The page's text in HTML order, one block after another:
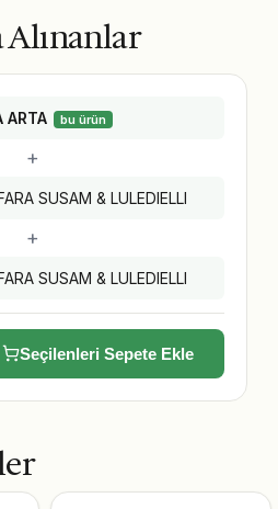
Alınanlar
ARTA bu ürün
+
SUSAM & LULEDIELLI
+
SUSAM & LULEDIELLI
Seçilenleri Sepete Ekle